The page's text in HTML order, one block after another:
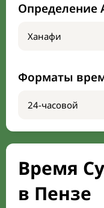
Определение
Форматы
Время
в Пензе